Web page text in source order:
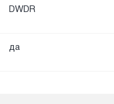
DWDR
да